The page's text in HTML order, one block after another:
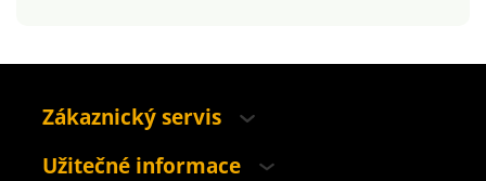
Zákaznický servis
Užitečné informace